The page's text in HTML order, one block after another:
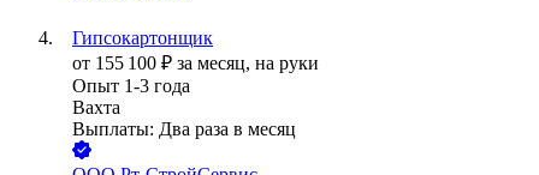
Гипсокартонщик
от 155 100 ₽ за месяц, на руки
Опыт 1-3 года
Вахта
Выплаты: Два раза в месяц